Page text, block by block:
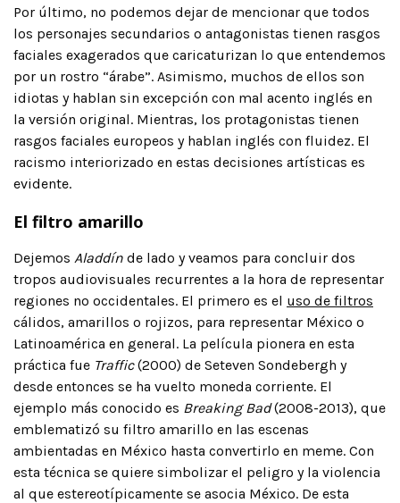
Por último, no podemos dejar de mencionar que todos
los personajes secundarios o antagonistas tienen rasgos
faciales exagerados que caricaturizan lo que entendemos
por un rostro “árabe”. Asimismo, muchos de ellos son
idiotas y hablan sin excepción con mal acento inglés en
la versión original. Mientras, los protagonistas tienen
rasgos faciales europeos y hablan inglés con fluidez. El
racismo interiorizado en estas decisiones artísticas es
evidente.
El filtro amarillo
Dejemos Aladdín de lado y veamos para concluir dos
tropos audiovisuales recurrentes a la hora de representar
regiones no occidentales. El primero es el uso de filtros
cálidos, amarillos o rojizos, para representar México o
Latinoamérica en general. La película pionera en esta
práctica fue Traffic(2000) de Seteven Sondebergh y
desde entonces se ha vuelto moneda corriente. El
ejemplo más conocido es Breaking Bad(2008-2013), que
emblematizó su filtro amarillo en las escenas
ambientadas en México hasta convertirlo en meme. Con
esta técnica se quiere simbolizar el peligro y la violencia
al que estereotípicamente se asocia México. De esta